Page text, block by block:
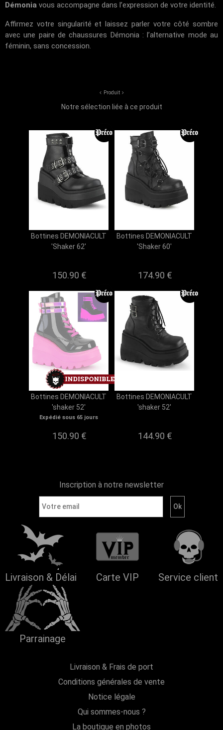
Démonia vous accompagne dans l’expression de votre identité.
Affirmez votre singularité et laissez parler votre côté sombre
avec une paire de chaussures Démonia : l’alternative mode au
féminin, sans concession.
Produit
Notre sélection liée à ce produit
Bottines DEMONIACULT
'Shaker 62'
150.90 €
Bottines DEMONIACULT
'Shaker 60'
174.90 €
Bottines DEMONIACULT
'shaker 52'
Expédié sous 65 jours
150.90 €
Bottines DEMONIACULT
'shaker 52'
144.90 €
Inscription à notre newsletter
Livraison & Délai Carte VIP Service client
Parrainage
Livraison & Frais de port
Conditions générales de vente
Notice légale
Qui sommes-nous ?
La boutique en photos